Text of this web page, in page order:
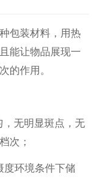
包装材料，用热
能让物品展现一
的作用。
，无明显斑点，无
次；
度环境条件下储